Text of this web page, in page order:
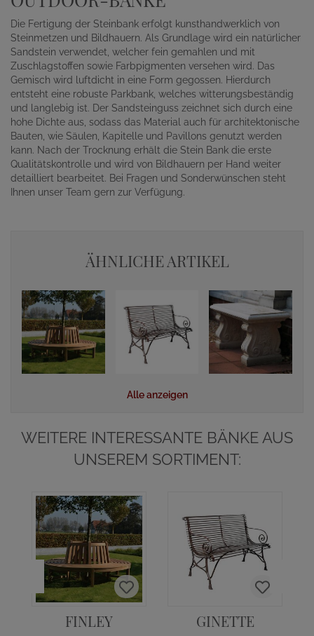
Die Fertigung der Steinbank erfolgt kunsthandwerklich von
Steinmetzen und Bildhauern. Als Grundlage wird ein natürlicher
Sandstein verwendet, welcher fein gemahlen und mit
Zuschlagstoffen sowie Farbpigmenten versehen wird. Das
Gemisch wird luftdicht in eine Form gegossen. Hierdurch
entsteht eine robuste Parkbank, welches witterungsbeständig
und langlebig ist. Der Sandsteinguss zeichnet sich durch eine
hohe Dichte aus, sodass das Material auch für architektonische
Bauten, wie Säulen, Kapitelle und Pavillons genutzt werden
kann. Nach der Trocknung erhält die Stein Bank die erste
Qualitätskontrolle und wird von Bildhauern per Hand weiter
detailliert bearbeitet. Bei Fragen und Sonderwünschen steht
Ihnen unser Team gern zur Verfügung.
ÄHNLICHE ARTIKEL
Alle anzeigen
WEITERE INTERESSANTE BÄNKE AUS
UNSEREM SORTIMENT:
FINLEY GINETTE